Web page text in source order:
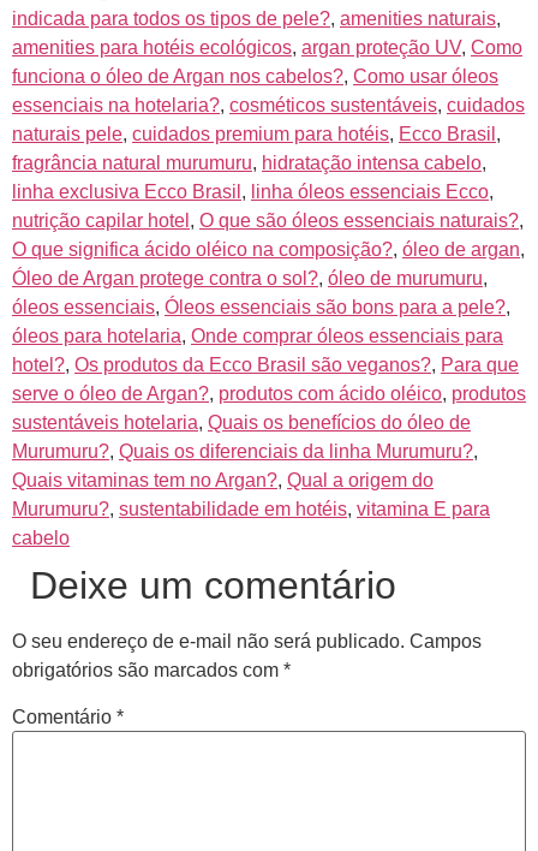
indicada para todos os tipos de pele?, amenities naturais,
amenities para hotéis ecológicos, argan proteção UV, Como
funciona o óleo de Argan nos cabelos?, Como usar óleos
essenciais na hotelaria?, cosméticos sustentáveis, cuidados
naturais pele, cuidados premium para hotéis, Ecco Brasil ,
fragrância natural murumuru, hidratação intensa cabelo,
linha exclusiva Ecco Brasil , linha óleos essenciais Ecco,
nutrição capilar hotel , O que são óleos essenciais naturais?,
O que significa ácido oléico na composição?, óleo de argan,
Óleo de Argan protege contra o sol?, óleo de murumuru,
óleos essenciais, Óleos essenciais são bons para a pele?,
óleos para hotelaria, Onde comprar óleos essenciais para
hotel?, Os produtos da Ecco Brasil são veganos?, Para que
serve o óleo de Argan?, produtos com ácido oléico, produtos
sustentáveis hotelaria, Quais os benefícios do óleo de
Murumuru?, Quais os diferenciais da linha Murumuru?,
Quais vitaminas tem no Argan?, Qual a origem do
Murumuru?, sustentabilidade em hotéis, vitamina E para
cabelo
Deixe um comentário
O seu endereço de e-mail não será publicado. Campos
obrigatórios são marcados com *
Comentário *